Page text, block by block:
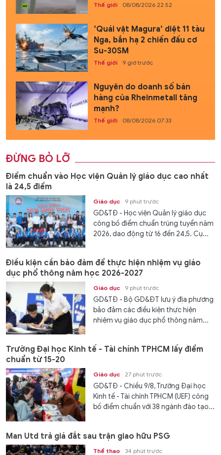
Thế giới 08/08/2026 22:52
‘Quái vật Magura’ diệt 11 tàu
Nga, bắn hạ 2 chiến đấu cơ
Su-30SM
Thế giới 9 giờ trước
Nguyên do doanh số bán
hàng của Rheinmetall tăng
mạnh?
Thế giới 08/08/2026 07:33
ĐỪNG BỎ LỠ
Điểm chuẩn vào Học viện Quản lý giáo dục cao nhất
là 24,5 điểm
Giáo dục 9 phút trước
GD&TĐ - Học viện Quản lý giáo dục
công bố điểm chuẩn trúng tuyển năm
2026, dao động từ 16 đến 24,5. Cụ...
Điều kiện cần bảo đảm để thực hiện nhiệm vụ giáo
dục phổ thông năm học 2026-2027
Giáo dục 9 phút trước
GD&TĐ - Bộ GD&ĐT lưu ý địa phương
bảo đảm các điều kiện thực hiện
nhiệm vụ giáo dục phổ thông năm...
Trường Đại học Kinh tế - Tài chính TPHCM lấy điểm
chuẩn từ 15-20
Giáo dục 27 phút trước
GD&TĐ - Chiều 9/8, Trường Đại học
Kinh tế - Tài chính TPHCM (UEF) công
bố điểm chuẩn với 38 ngành đào tạo...
Man Utd trả giá đắt sau trận giao hữu PSG
Thể thao 34 phút trước